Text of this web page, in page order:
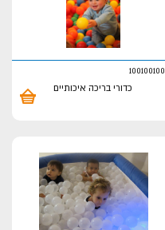
100100100
כדורי בריכה איכותיים